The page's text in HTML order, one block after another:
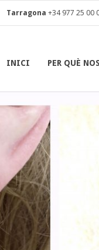
Tarragona +34 977 25 00
INICI PER QUÈ